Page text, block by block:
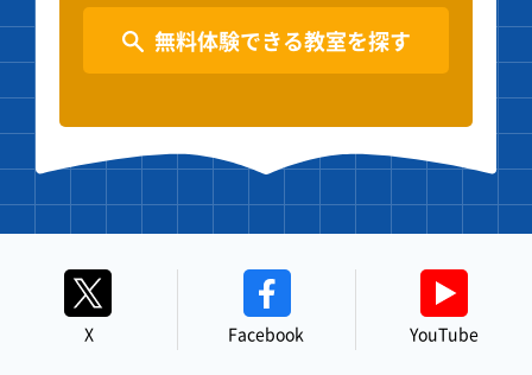
無料体験できる教室を探す
X Facebook YouTube